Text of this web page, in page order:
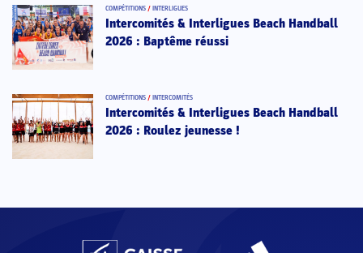
COMPÉTITIONS / INTERLIGUES
Intercomités & Interligues Beach Handball
2026 : Baptême réussi
COMPÉTITIONS / INTERCOMITÉS
Intercomités & Interligues Beach Handball
2026 : Roulez jeunesse !